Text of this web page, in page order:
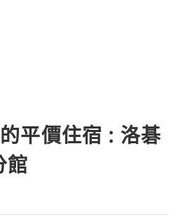
平價住宿 : 洛碁
館